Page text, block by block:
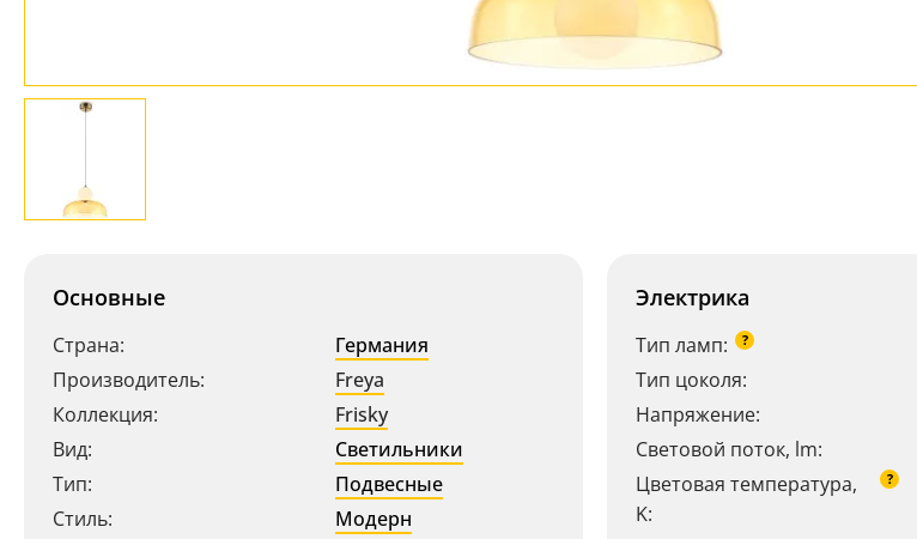
Основные
Страна:
Германия
Производитель:
Freya
Коллекция:
Frisky
Вид:
Светильники
Тип:
Подвесные
Стиль:
Модерн
Электрика
Тип ламп: ?
Тип цоколя:
Напряжение:
Световой поток, lm:
Цветовая температура,
K:
?